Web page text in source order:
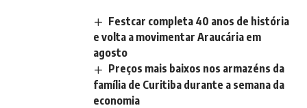
Festcar completa 40 anos de história
e volta a movimentar Araucária em
agosto
Preços mais baixos nos armazéns da
família de Curitiba durante a semana da
economia